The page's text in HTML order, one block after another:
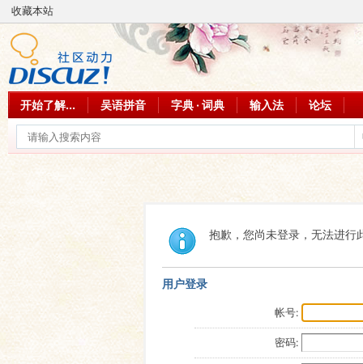
收藏本站
开始了解... 吴语拼音 字典 · 词典 输入法 论坛
抱歉，您尚未登录，无法进行
用户登录
帐号:
密码: